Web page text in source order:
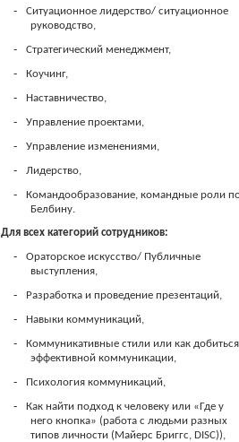
-
Ситуационное лидерство/ ситуационное
руководство,
- Стратегический менеджмент,
- Коучинг,
- Наставничество,
- Управление проектами,
- Управление изменениями,
- Лидерство,
-
Командообразование, командные роли
Белбину.
Для всех категорий сотрудников:
-
Ораторское искусство/ Публичные
выступления,
- Разработка и проведение презентаций,
- Навыки коммуникаций,
-
Коммуникативные стили или как добиться
эффективной коммуникации,
- Психология коммуникаций,
-
Как найти подход к человеку или «Где у
него кнопка» (работа с людьми разных
типов личности (Майерс Бриггс, DISC)),